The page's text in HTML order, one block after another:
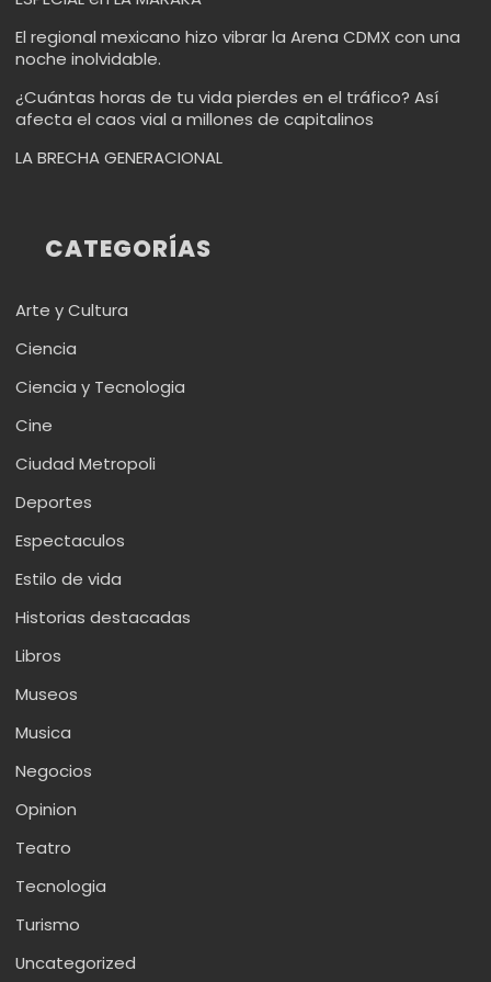
El regional mexicano hizo vibrar la Arena CDMX con una
noche inolvidable.
¿Cuántas horas de tu vida pierdes en el tráfico? Así
afecta el caos vial a millones de capitalinos
LA BRECHA GENERACIONAL
CATEGORÍAS
Arte y Cultura
Ciencia
Ciencia y Tecnologia
Cine
Ciudad Metropoli
Deportes
Espectaculos
Estilo de vida
Historias destacadas
Libros
Museos
Musica
Negocios
Opinion
Teatro
Tecnologia
Turismo
Uncategorized